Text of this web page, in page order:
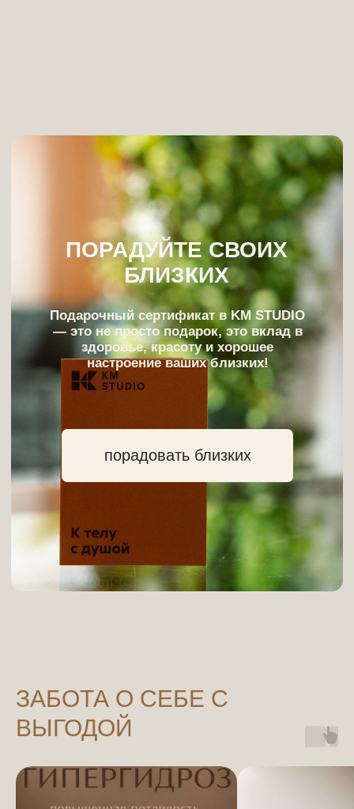
ЗАБОТА О СЕБЕ С
ВЫГОДОЙ
Обучитесь профессии массажиста у
лучших и получите шанс попасть в
команду KM STUDIO
ОБУЧАЙТЕСЬ В KM STUDIO
хочу в команду